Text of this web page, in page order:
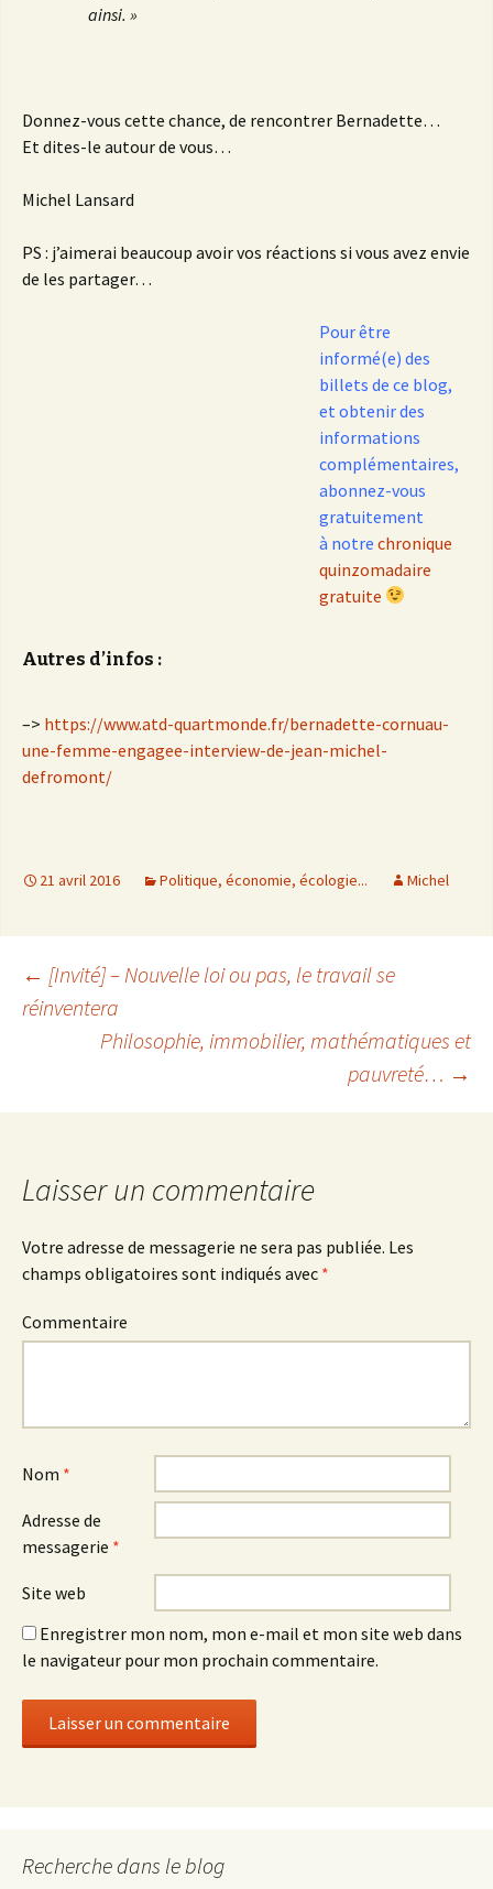
ainsi. »
Donnez-vous cette chance, de rencontrer Bernadette…
Et dites-le autour de vous…
Michel Lansard
PS : j’aimerai beaucoup avoir vos réactions si vous avez envie
de les partager…
Pour être
informé(e) des
billets de ce blog,
et obtenir des
informations
complémentaires,
abonnez-vous
gratuitement
à notre chronique
quinzomadaire
gratuite
Autres d’infos :
–> https://www.atd-quartmonde.fr/bernadette-cornuau-
une-femme-engagee-interview-de-jean-michel-
defromont/
21 avril 2016 Politique, économie, écologie... Michel
Navigation
des
articles
← [Invité] – Nouvelle loi ou pas, le travail se
réinventera
Philosophie, immobilier, mathématiques et
pauvreté… →
Laisser un commentaire
Votre adresse de messagerie ne sera pas publiée. Les
champs obligatoires sont indiqués avec *
Commentaire
Nom *
Adresse de
messagerie *
Site web
Enregistrer mon nom, mon e-mail et mon site web dans
le navigateur pour mon prochain commentaire.
Recherche dans le blog